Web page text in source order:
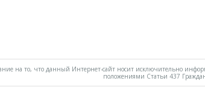
на то, что данный Интернет-сайт носит исключительно
положениями Статьи 437